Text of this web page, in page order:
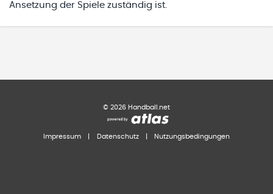
Ansetzung der Spiele zuständig ist.
© 2026 Handball.net
Impressum Datenschutz Nutzungsbedingungen